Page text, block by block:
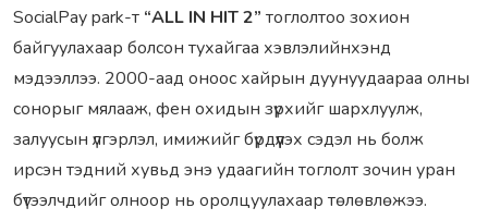
SocialPay park-т “ALL IN HIT 2” тоглолтоо зохион
байгуулахаар болсон тухайгаа хэвлэлийнхэнд
мэдээллээ. 2000-аад оноос хайрын дуунуудаараа олны
сонорыг мялааж, фен охидын зүрхийг шархлуулж,
залуусын үлгэрлэл, имижийг бүрдүүлэх сэдэл нь болж
ирсэн тэдний хувьд энэ удаагийн тоглолт зочин уран
бүтээлчдийг олноор нь оролцуулахаар төлөвлөжээ.